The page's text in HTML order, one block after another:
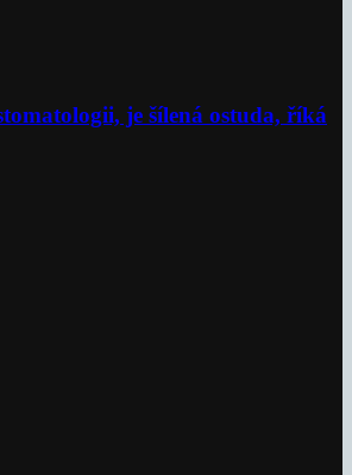
je šílená ostuda, říká